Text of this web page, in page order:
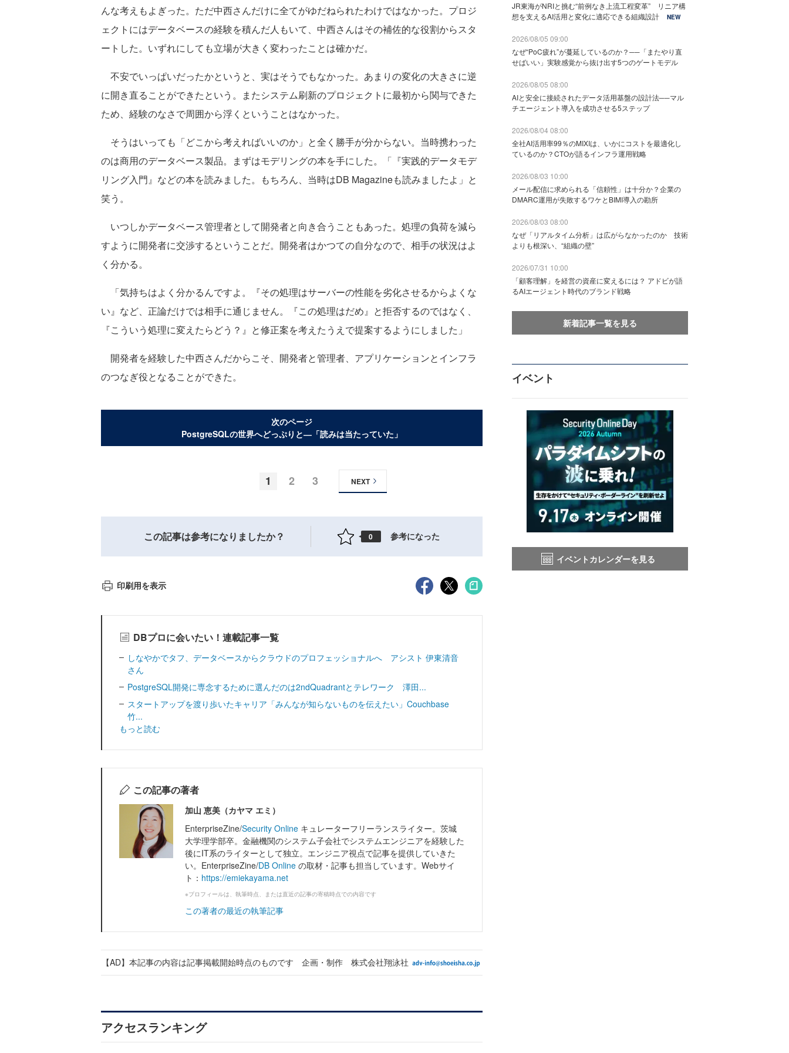
んな考えもよぎった。ただ中西さんだけに全てがゆだねられたわけではなかった。プロジ
ェクトにはデータベースの経験を積んだ人もいて、中西さんはその補佐的な役割からスタ
ートした。いずれにしても立場が大きく変わったことは確かだ。
不安でいっぱいだったかというと、実はそうでもなかった。あまりの変化の大きさに逆
に開き直ることができたという。またシステム刷新のプロジェクトに最初から関与できた
ため、経験のなさで周囲から浮くということはなかった。
そうはいっても「どこから考えればいいのか」と全く勝手が分からない。当時携わった
のは商用のデータベース製品。まずはモデリングの本を手にした。「『実践的データモデ
リング入門』などの本を読みました。もちろん、当時はDB Magazineも読みましたよ」と
笑う。
いつしかデータベース管理者として開発者と向き合うこともあった。処理の負荷を減ら
すように開発者に交渉するということだ。開発者はかつての自分なので、相手の状況はよ
く分かる。
「気持ちはよく分かるんですよ。『その処理はサーバーの性能を劣化させるからよくな
い』など、正論だけでは相手に通じません。『この処理はだめ』と拒否するのではなく、
『こういう処理に変えたらどう？』と修正案を考えたうえで提案するようにしました」
開発者を経験した中西さんだからこそ、開発者と管理者、アプリケーションとインフラ
のつなぎ役となることができた。
次のページ
PostgreSQLの世界へどっぷりと―「読みは当たっていた」
1 2 3 NEXT
この記事は参考になりましたか？ 0 参考になった
印刷用を表示
DBプロに会いたい！連載記事一覧
しなやかでタフ、データベースからクラウドのプロフェッショナルへ アシスト 伊東清音
さん
PostgreSQL開発に専念するために選んだのは2ndQuadrantとテレワーク 澤田...
スタートアップを渡り歩いたキャリア「みんなが知らないものを伝えたい」Couchbase
竹...
もっと読む
この記事の著者
加山 恵美（カヤマ エミ）
EnterpriseZine/Security Online キュレーターフリーランスライター。茨城
大学理学部卒。金融機関のシステム子会社でシステムエンジニアを経験した
後にIT系のライターとして独立。エンジニア視点で記事を提供していきた
い。EnterpriseZine/DB Online の取材・記事も担当しています。Webサイ
ト： https://emiekayama.net
※プロフィールは、執筆時点、または直近の記事の寄稿時点での内容です
この著者の最近の執筆記事
【AD】本記事の内容は記事掲載開始時点のものです 企画・制作 株式会社翔泳社
アクセスランキング
JR東海がNRIと挑む“前例なき上流工程変革” リニア構
想を支えるAI活用と変化に適応できる組織設計
NEW
2026/08/05 09:00
なぜ“PoC疲れ”が蔓延しているのか？──「またやり直
せばいい」実験感覚から抜け出す5つのゲートモデル
2026/08/05 08:00
AIと安全に接続されたデータ活用基盤の設計法──マル
チエージェント導入を成功させる5ステップ
2026/08/04 08:00
全社AI活用率99％のMIXIは、いかにコストを最適化し
ているのか？CTOが語るインフラ運用戦略
2026/08/03 10:00
メール配信に求められる「信頼性」は十分か？企業の
DMARC運用が失敗するワケとBIMI導入の勘所
2026/08/03 08:00
なぜ「リアルタイム分析」は広がらなかったのか 技術
よりも根深い、“組織の壁”
2026/07/31 10:00
「顧客理解」を経営の資産に変えるには？ アドビが語
るAIエージェント時代のブランド戦略
新着記事一覧を見る
イベント
イベントカレンダーを見る